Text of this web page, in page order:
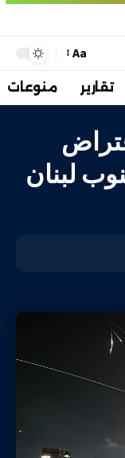
Aa
تقارير منوعات
لبنان